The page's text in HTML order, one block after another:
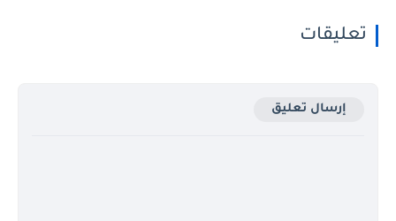
تعليقات
إرسال تعليق